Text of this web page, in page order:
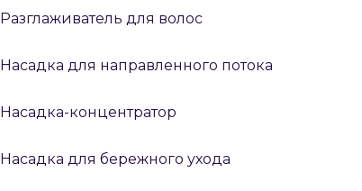
Разглаживатель для волос
Насадка для направленного потока
Насадка-концентратор
Насадка для бережного ухода